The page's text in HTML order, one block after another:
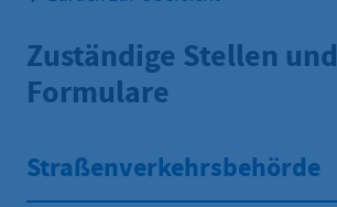
Zuständige Stellen und
Formulare
Straßenverkehrsbehörde